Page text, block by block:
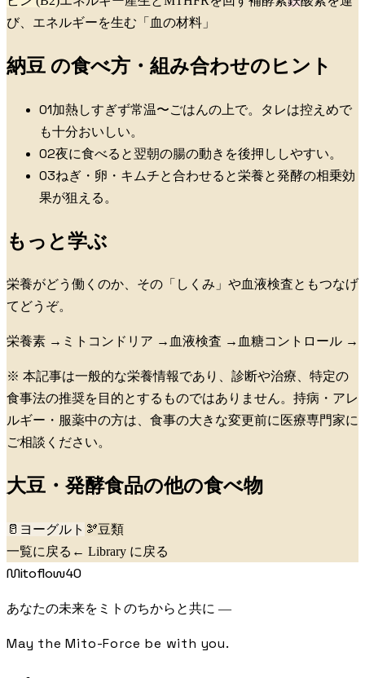
び、エネルギーを生む「血の材料」
納豆 の食べ方・組み合わせのヒント
01加熱しすぎず常温〜ごはんの上で。タレは控えめで
も十分おいしい。
02夜に食べると翌朝の腸の動きを後押ししやすい。
03ねぎ・卵・キムチと合わせると栄養と発酵の相乗効
果が狙える。
もっと学ぶ
栄養がどう働くのか、その「しくみ」や血液検査ともつなげ
てどうぞ。
栄養素 → ミトコンドリア → 血液検査 → 血糖コントロール →
※ 本記事は一般的な栄養情報であり、診断や治療、特定の
食事法の推奨を目的とするものではありません。持病・アレ
ルギー・服薬中の方は、食事の大きな変更前に医療専門家に
ご相談ください。
大豆・発酵食品の他の食べ物
🥛 ヨーグルト 🫘豆類
一覧に戻る ← Library に戻る
Mitoflow40
あなたの未来をミトのちからと共に —
May the Mito-Force be with you.